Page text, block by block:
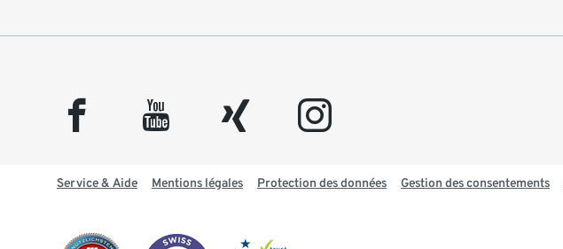
facebook youtube xing instagram
Service & Aide Mentions légales Protection des données Gestion des consentements